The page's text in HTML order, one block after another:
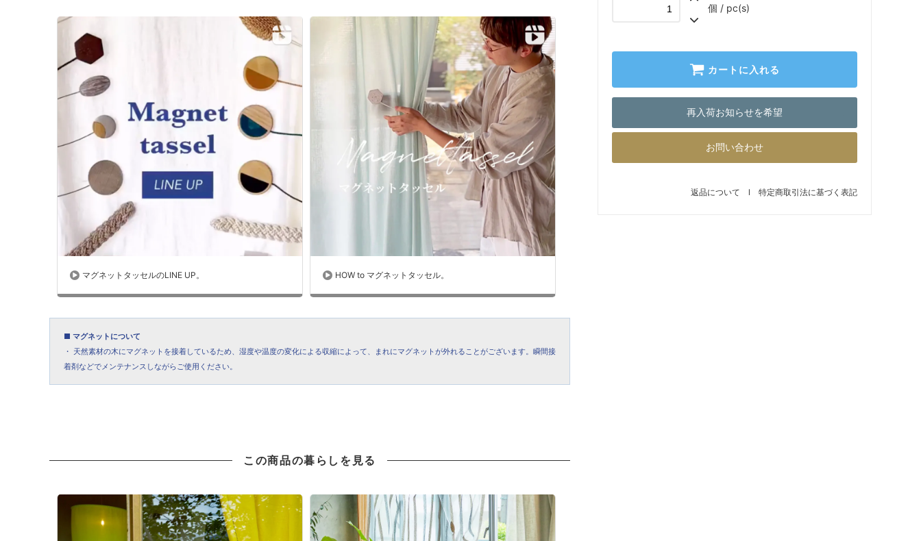
個 / pc(s)
カートに入れる
再入荷お知らせを希望
お問い合わせ
返品について l 特定商取引法に基づく表記
マグネットタッセルのLINE UP。 HOW to マグネットタッセル。
■ マグネットについて
・ 天然素材の木にマグネットを接着しているため、湿度や温度の変化による収縮によって、まれにマグネットが外れることがございます。瞬間接
着剤などでメンテナンスしながらご使用ください。
この商品の暮らしを見る